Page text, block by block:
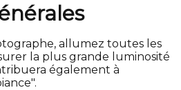
allumez toutes les
la plus grande luminosité
également à